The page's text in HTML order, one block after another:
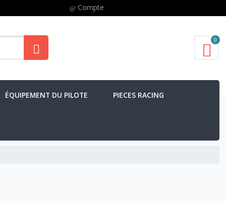
Compte
0
ÉQUIPEMENT DU PILOTE PIECES RACING